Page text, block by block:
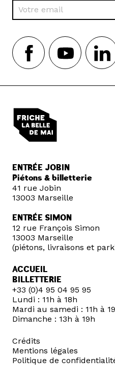
ENTRÉE JOBIN
Piétons & billetterie
41 rue Jobin
13003 Marseille
ENTRÉE SIMON
12 rue François Simon
13003 Marseille
(piétons, livraisons et
ACCUEIL
BILLETTERIE
+33 (0)4 95 04 95 95
Lundi : 11h à 18h
Mardi au samedi : 11h à
Dimanche : 13h à 19h
Crédits
Mentions légales
Politique de